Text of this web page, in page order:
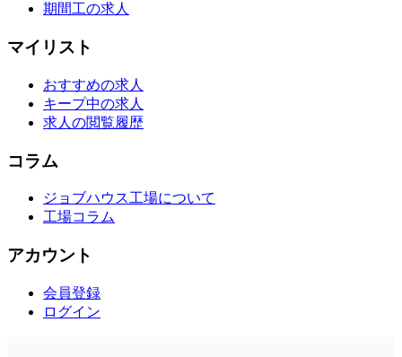
期間工の求人
マイリスト
おすすめの求人
キープ中の求人
求人の閲覧履歴
コラム
ジョブハウス工場について
工場コラム
アカウント
会員登録
ログイン